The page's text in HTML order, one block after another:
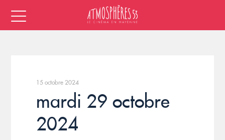
15 octobre 2024
mardi 29 octobre
2024